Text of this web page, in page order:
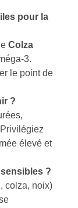
pour la
Colza
3.
le point de
?
élevé et
?
colza, noix)